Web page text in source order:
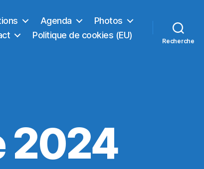
Agenda
Photos
Politique de cookies (EU)
Recherche
2024